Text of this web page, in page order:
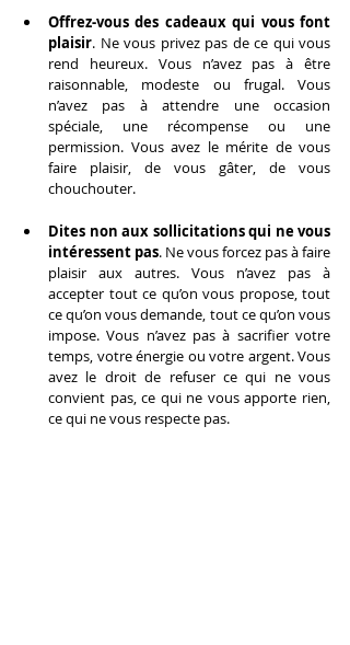
Offrez-vous des cadeaux qui vous font
plaisir. Ne vous privez pas de ce qui vous
rend heureux. Vous n’avez pas à être
raisonnable, modeste ou frugal. Vous
n’avez pas à attendre une occasion
spéciale, une récompense ou une
permission. Vous avez le mérite de vous
faire plaisir, de vous gâter, de vous
chouchouter.
Dites non aux sollicitations qui ne vous
intéressent pas. Ne vous forcez pas à faire
plaisir aux autres. Vous n’avez pas à
accepter tout ce qu’on vous propose, tout
ce qu’on vous demande, tout ce qu’on vous
impose. Vous n’avez pas à sacrifier votre
temps, votre énergie ou votre argent. Vous
avez le droit de refuser ce qui ne vous
convient pas, ce qui ne vous apporte rien,
ce qui ne vous respecte pas.